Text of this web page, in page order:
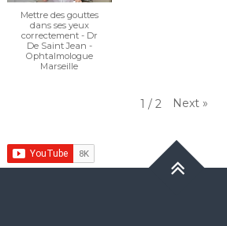
Mettre des gouttes
dans ses yeux
correctement - Dr
De Saint Jean -
Ophtalmologue
Marseille
1 / 2 Next »